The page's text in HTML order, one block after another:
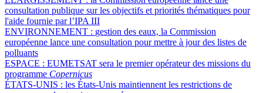
consultation publique sur les objectifs et priorités thématiques pour
l'aide fournie par l’IPA III
ENVIRONNEMENT : gestion des eaux, la Commission
européenne lance une consultation pour mettre à jour des listes de
polluants
ESPACE : EUMETSAT sera le premier opérateur des missions du
programme Copernicus
ÉTATS-UNIS : les États-Unis maintiennent les restrictions de